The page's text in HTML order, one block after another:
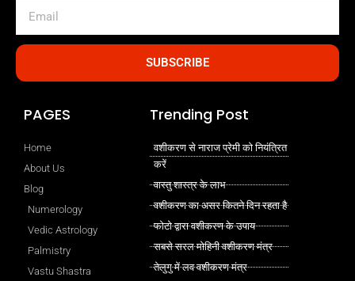
SUBSCRIBE
PAGES
Home
About Us
Blog
Numerology
Vedic Astrology
Palmistry
Vastu Shastra
Trending Post
वशीकरण से नाराज प्रेमी को नियंत्रित
करें
वास्तु शास्त्र के लाभ
वशीकरण का असर कितने दिन रहता है
फोटो द्वारा वशीकरण के उपाय
सबसे सरल मोहिनी वशीकरण मंत्र
तेलुगु में लव वशीकरण मंत्र